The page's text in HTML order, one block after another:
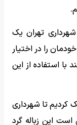
تهران یک
را در اختیار
با استفاده از این
کردیم تا شهرداری
است این زباله گرد